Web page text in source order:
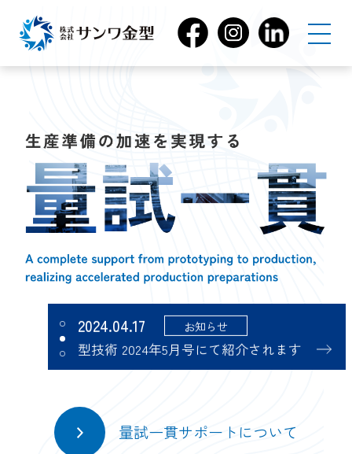
2024.04.17 お知らせ
型技術 2024年5月号にて紹介されます
2024.04.15
展示会出展のお知らせ
2024.04.17
プレス技術 2024年５月号にて紹介されます
2024.04.17 お知らせ
型技術 2024年5月号にて紹介されます
2024.04.15 お知らせ
展示会出展のお知らせ
2024.04.17 お知らせ
2024.04.17
型技術 2024年5月号にて紹介されます
…
量試一貫サポートについて